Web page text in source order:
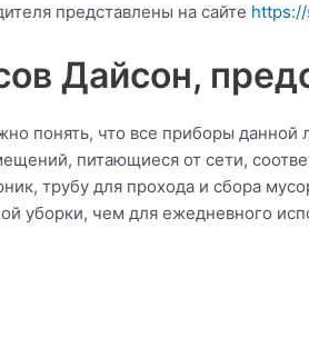
представлены на сайте
Дайсон,
понять, что все приборы данной
питающиеся от сети,
трубу для прохода и сбора
уборки, чем для ежедневного